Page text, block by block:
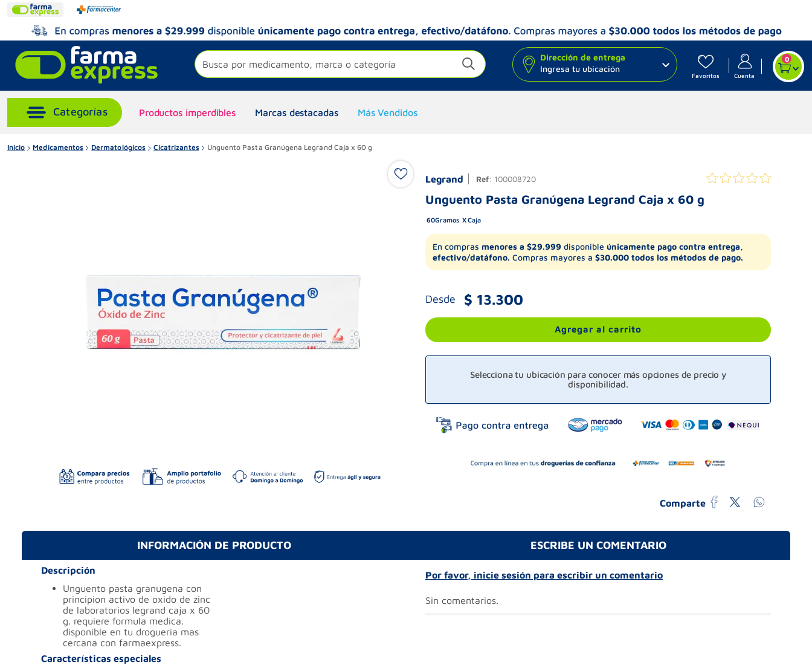
Busca por medicamento, marca o categoría
Dirección de entrega
Ingresa tu ubicación
Favoritos Cuenta
0
Productos imperdibles Marcas destacadas Más Vendidos
Inicio Medicamentos Dermatológicos Cicatrizantes Unguento Pasta Granúgena Legrand Caja x 60 g
Legrand Ref: 100008720
Unguento Pasta Granúgena Legrand Caja x 60 g
60Gramos Caja
En compras menores a $29.999 disponible únicamente pago contra entrega,
efectivo/datáfono. Compras mayores a $30.000 todos los métodos de pago.
Desde $ 13.300
Agregar al carrito
Selecciona tu ubicación para conocer más opciones de precio y
disponibilidad.
Comparte
INFORMACIÓN DE PRODUCTO
Descripción
unguento pasta granugena con
principion activo de oxido de zinc
de laboratorios legrand caja x 60
g. requiere formula medica.
disponible en tu drogueria mas
cercana con farmaexpress.
Características especiales
ESCRIBE UN COMENTARIO
Por favor, inicie sesión para escribir un comentario
Sin comentarios.